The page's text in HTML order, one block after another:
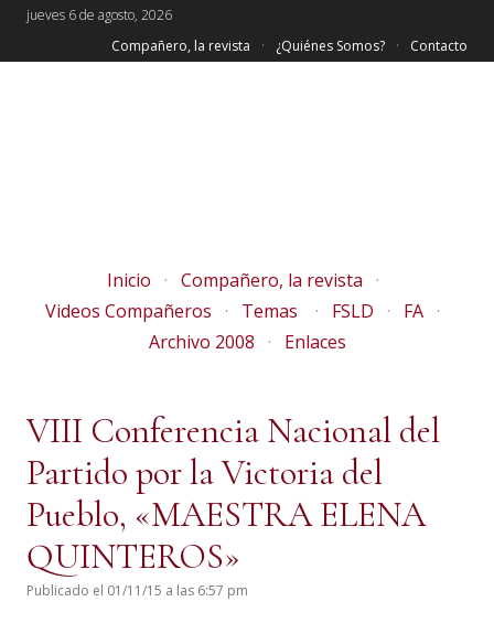
jueves 6 de agosto, 2026
Compañero, la revista
¿Quiénes Somos? Contacto
Inicio
Compañero, la revista
Videos Compañeros
Temas FSLD
FA
Archivo 2008
Enlaces
VIII Conferencia Nacional del
Partido por la Victoria del
Pueblo, «MAESTRA ELENA
QUINTEROS»
Publicado el 01/11/15 a las 6:57 pm